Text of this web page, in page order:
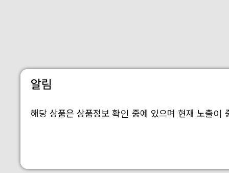
알림
해당 상품은 상품정보 확인 중에 있으며 현재 노출이